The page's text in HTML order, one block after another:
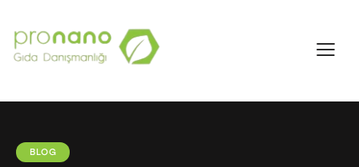
BLOG